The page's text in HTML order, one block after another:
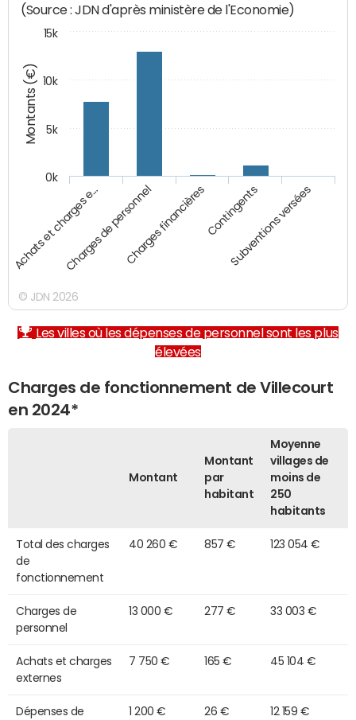
Montants (€)
(Source : JDN d'après ministère de l'Economie)
Achats et charges e…Charges de personnelCharges financièresContingents
Subventions versées
0k
5k
10k
15k
© JDN 2026
Les villes où les dépenses de personnel sont les plus
élevées
Charges de fonctionnement de Villecourt
en 2024*
Montant
Montant
par
habitant
Moyenne
villages de
moins de
250
habitants
Total des charges
de
fonctionnement
40 260 € 857 € 123 054 €
Charges de
personnel
13 000 € 277 € 33 003 €
Achats et charges
externes
7 750 € 165 € 45 104 €
Dépenses de 1 200 € 26 € 12 159 €